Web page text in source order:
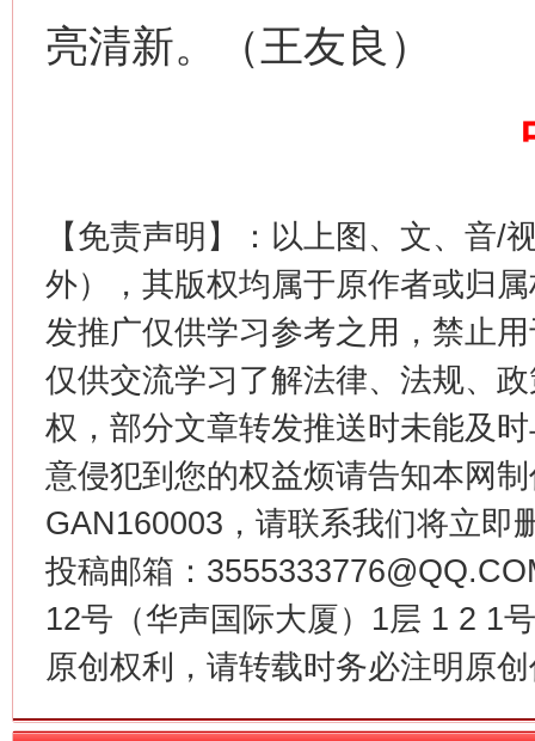
亮清新。（王友良）
【免责声明】：以上图、文、音/
外），其版权均属于原作者或归
发推广仅供学习参考之用，禁止
仅供交流学习了解法律、法规、
权，部分文章转发推送时未能及
意侵犯到您的权益烦请告知本网
GAN160003，请联系我们将立即
投稿邮箱：
12号（华声国际大厦）1层 1 2 1
原创权利，请转载时务必注明原
这是一记警钟！
在谋一域中谋全局
今
习近平的博鳌关键词
魏明亮